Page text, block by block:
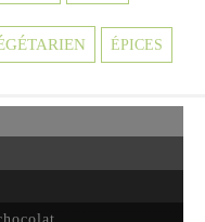
ÉPICES